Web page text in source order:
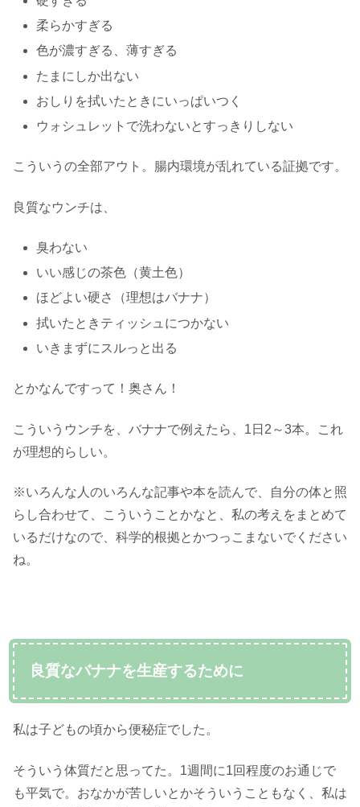
柔らかすぎる
色が濃すぎる、薄すぎる
たまにしか出ない
おしりを拭いたときにいっぱいつく
ウォシュレットで洗わないとすっきりしない
こういうの全部アウト。腸内環境が乱れている証拠です。
良質なウンチは、
臭わない
いい感じの茶色（黄土色）
ほどよい硬さ（理想はバナナ）
拭いたときティッシュにつかない
いきまずにスルっと出る
とかなんですって！奥さん！
こういうウンチを、バナナで例えたら、1日2～3本。これ
が理想的らしい。
※いろんな人のいろんな記事や本を読んで、自分の体と照
らし合わせて、こういうことかなと、私の考えをまとめて
いるだけなので、科学的根拠とかつっこまないでください
ね。
良質なバナナを生産するために
私は子どもの頃から便秘症でした。
そういう体質だと思ってた。1週間に1回程度のお通じで
も平気で。おなかが苦しいとかそういうこともなく、私は